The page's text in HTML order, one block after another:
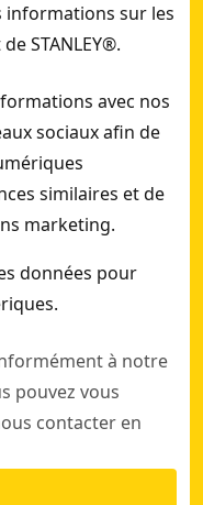
informations sur les
STANLEY®.
avec nos
sociaux afin de
similaires et de
marketing.
données pour
à notre
pouvez vous
contacter en